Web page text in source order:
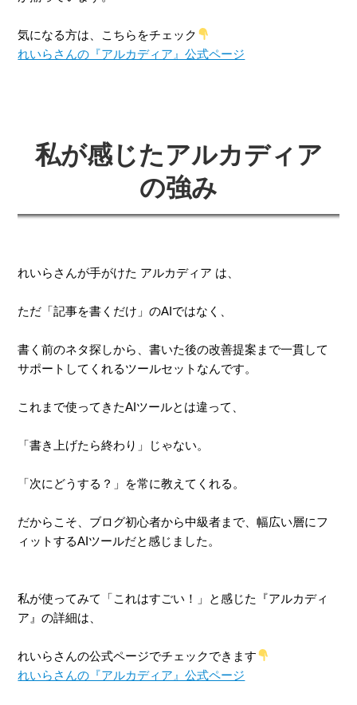
気になる方は、こちらをチェック
れいらさんの『アルカディア』公式ページ
私が感じたアルカディア
の強み
れいらさんが手がけた アルカディア は、
ただ「記事を書くだけ」のAIではなく、
書く前のネタ探しから、書いた後の改善提案まで一貫して
サポートしてくれるツールセットなんです。
これまで使ってきたAIツールとは違って、
「書き上げたら終わり」じゃない。
「次にどうする？」を常に教えてくれる。
だからこそ、ブログ初心者から中級者まで、幅広い層にフ
ィットするAIツールだと感じました。
私が使ってみて「これはすごい！」と感じた『アルカディ
ア』の詳細は、
れいらさんの公式ページでチェックできます
れいらさんの『アルカディア』公式ページ